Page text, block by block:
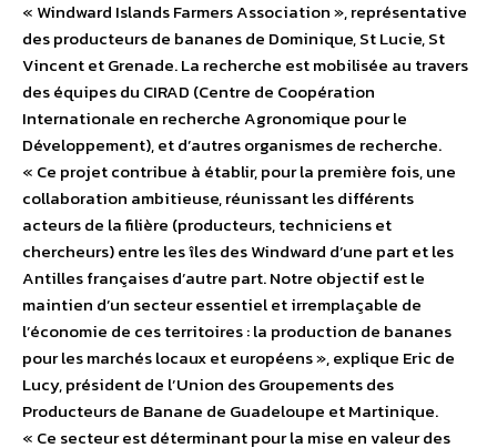
« Windward Islands Farmers Association », représentative
des producteurs de bananes de Dominique, St Lucie, St
Vincent et Grenade. La recherche est mobilisée au travers
des équipes du CIRAD (Centre de Coopération
Internationale en recherche Agronomique pour le
Développement), et d’autres organismes de recherche.
« Ce projet contribue à établir, pour la première fois, une
collaboration ambitieuse, réunissant les différents
acteurs de la filière (producteurs, techniciens et
chercheurs) entre les îles des Windward d’une part et les
Antilles françaises d’autre part. Notre objectif est le
maintien d’un secteur essentiel et irremplaçable de
l’économie de ces territoires : la production de bananes
pour les marchés locaux et européens », explique Eric de
Lucy, président de l’Union des Groupements des
Producteurs de Banane de Guadeloupe et Martinique.
« Ce secteur est déterminant pour la mise en valeur des